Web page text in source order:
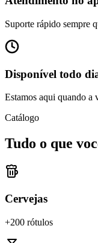
Suporte rápido sempre
Disponível todo
Estamos aqui quando a
Catálogo
Tudo o que
Cervejas
+200 rótulos